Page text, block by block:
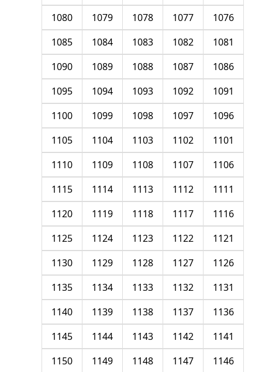
1076
1077
1078
1079
1080
1081
1082
1083
1084
1085
1086
1087
1088
1089
1090
1091
1092
1093
1094
1095
1096
1097
1098
1099
1100
1101
1102
1103
1104
1105
1106
1107
1108
1109
1110
1111
1112
1113
1114
1115
1116
1117
1118
1119
1120
1121
1122
1123
1124
1125
1126
1127
1128
1129
1130
1131
1132
1133
1134
1135
1136
1137
1138
1139
1140
1141
1142
1143
1144
1145
1146
1147
1148
1149
1150